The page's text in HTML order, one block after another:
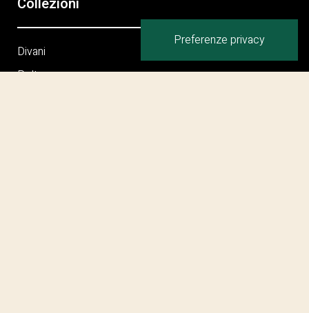
Divani
Poltrone